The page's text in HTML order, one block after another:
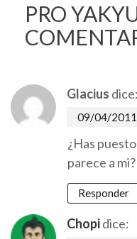
PRO
Glacius dice:
09/04/2011
¿Has
parece a mi?
Responder
Chopidice: